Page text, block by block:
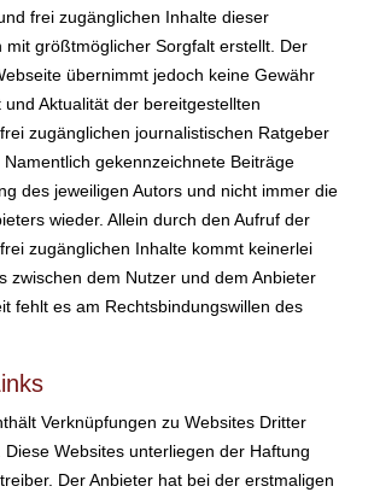
frei zugänglichen Inhalte dieser
mit größtmöglicher Sorgfalt erstellt. Der
übernimmt jedoch keine Gewähr
Aktualität der bereitgestellten
zugänglichen journalistischen Ratgeber
gekennzeichnete Beiträge
des jeweiligen Autors und nicht immer die
wieder. Allein durch den Aufruf der
zugänglichen Inhalte kommt keinerlei
zwischen dem Nutzer und dem Anbieter
fehlt es am Rechtsbindungswillen des
Verknüpfungen zu Websites Dritter
Websites unterliegen der Haftung
Der Anbieter hat bei der erstmaligen